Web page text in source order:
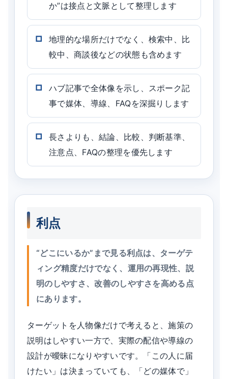
か”は接点と文脈として整理します
地理的な場所だけでなく、検索中、比
較中、商談後などの状態も含めます
ハブ記事で全体像を示し、スポーク記
事で媒体、導線、FAQを深掘りします
長さよりも、結論、比較、判断基準、
注意点、FAQの整理を優先します
利点
“どこにいるか”まで見る利点は、ターゲテ
ィング精度だけでなく、運用の再現性、説
明のしやすさ、改善のしやすさを高める点
にあります。
ターゲットを人物像だけで考えると、施策の
説明はしやすい一方で、実際の配信や導線の
設計が曖昧になりやすいです。「この人に届
けたい」は決まっていても、「どの媒体で」